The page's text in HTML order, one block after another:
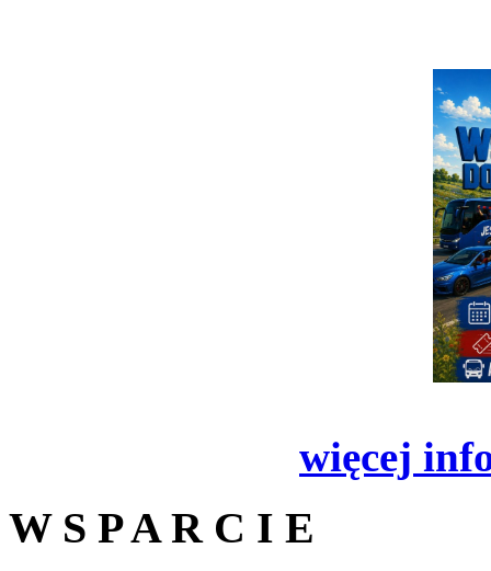
więcej
W S P A R C I E